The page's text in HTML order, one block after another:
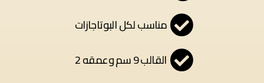
مناسب لكل البوتاجازات
القالب 9 سم وعمقه 2